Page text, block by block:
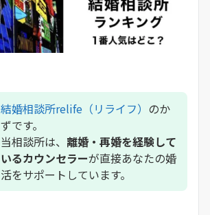
結婚相談所relife（リライフ） のか
ずです。
当相談所は、 離婚・再婚を経験して
いるカウンセラーが直接あなたの婚
活をサポートしています。